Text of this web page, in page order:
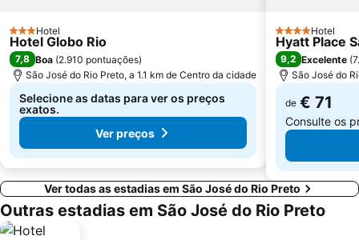
3 Estrelas
Hotel
Hotel Globo Rio
7,8 Boa (2.910 pontuações)
São José do Rio Preto, a 1.1 km de Centro da cidade
Selecione as datas para ver os preços
exatos.
Ver preços
4 Estrelas
Hotel
Hyatt Place
9,2 Excelente (
São José do
de € 71
Consulte os
Ver todas as estadias em São José do Rio Preto
Outras estadias em São José do Rio Preto